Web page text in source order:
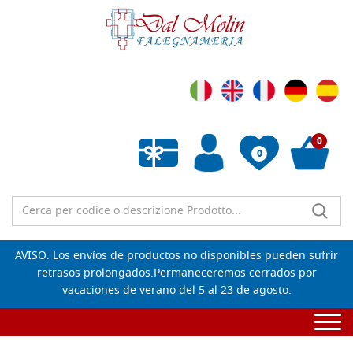
0
Wishlist vuota
0
AVISO: Los envíos de productos no disponibles pueden sufrir
retrasos prolongados.Permaneceremos cerrados por
vacaciones de verano del 5 al 23 de agosto.